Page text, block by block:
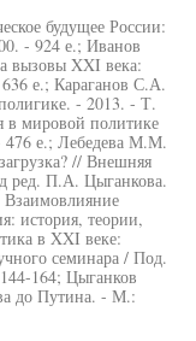
будущее России:
- 924 е.; Иванов
вызовы XXI века:
е.; Караганов С.А.
- 2013. - Т.
мировой политике
476 е.; Лебедева М.М.
// Внешняя
ред. П.А. Цыганкова.
история, теории,
в XXI веке:
семинара / Под.
164; Цыганков
до Путина. - М.: